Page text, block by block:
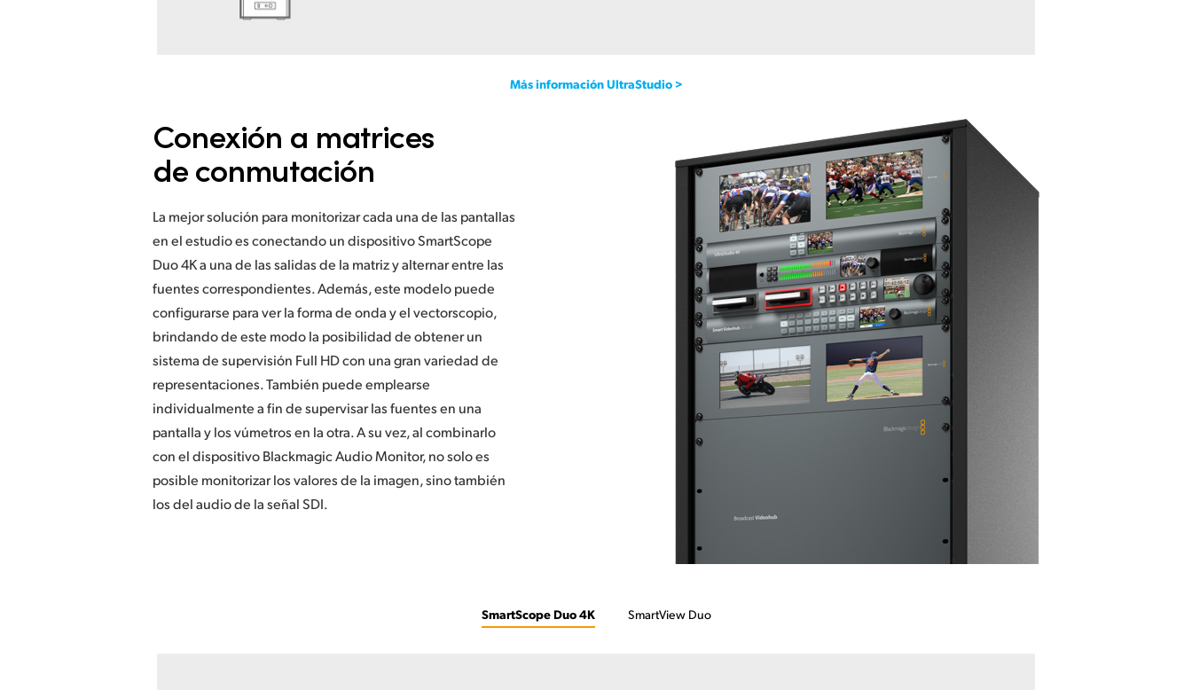
Más información UltraStudio >
Conexión a matrices
de conmutación
La mejor solución para monitorizar cada una de las pantallas
en el estudio es conectando un dispositivo SmartScope
Duo 4K a una de las salidas de la matriz y alternar entre las
fuentes correspondientes. Además, este modelo puede
configurarse para ver la forma de onda y el vectorscopio,
brindando de este modo la posibilidad de obtener un
sistema de supervisión Full HD con una gran variedad de
representaciones. También puede emplearse
individualmente a fin de supervisar las fuentes en una
pantalla y los vúmetros en la otra. A su vez, al combinarlo
con el dispositivo Blackmagic Audio Monitor, no solo es
posible monitorizar los valores de la imagen, sino también
los del audio de la señal SDI.
SmartScope Duo 4K SmartView Duo